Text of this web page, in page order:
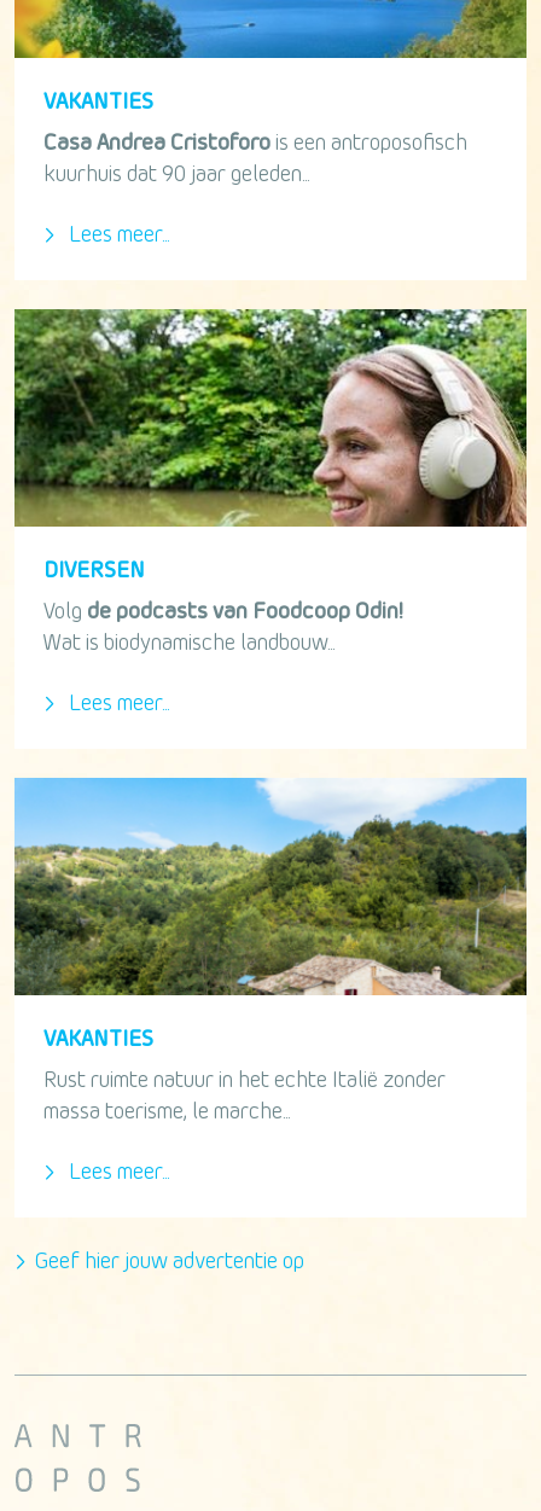
VAKANTIES
Casa Andrea Cristoforo is een antroposofisch
kuurhuis dat 90 jaar geleden...
Lees meer...
DIVERSEN
Volg de podcasts van Foodcoop Odin!
Wat is biodynamische landbouw...
Lees meer...
VAKANTIES
Rust ruimte natuur in het echte Italië zonder
massa toerisme, le marche...
Lees meer...
Geef hier jouw advertentie op